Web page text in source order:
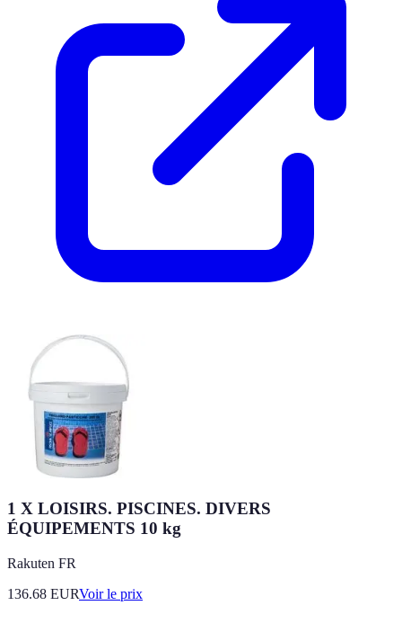
1 X LOISIRS. PISCINES. DIVERS
ÉQUIPEMENTS 10 kg
Rakuten FR
136.68 EURVoir le prix